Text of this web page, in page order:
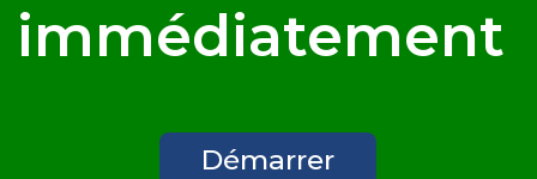
immédiatement
Démarrer